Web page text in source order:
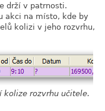
drží v patrnosti.
akci na místo, kde by
kolizi v jeho rozvrhu,
kolize rozvrhu učitele.